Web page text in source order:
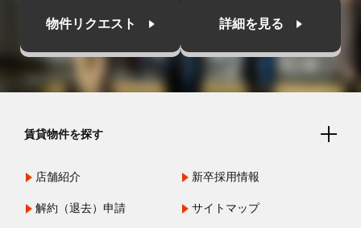
物件リクエスト 詳細を見る
賃貸物件を探す
店舗紹介
解約（退去）申請
新卒採用情報
サイトマップ